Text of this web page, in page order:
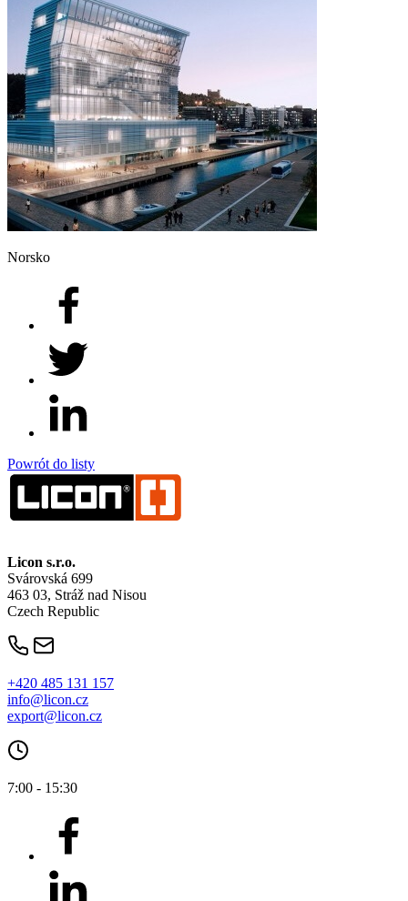
Norsko
Powrót do listy
Licon s.r.o.
Svárovská 699
463 03, Stráž nad Nisou
Czech Republic
+420 485 131 157
info@licon.cz
export@licon.cz
7:00 - 15:30